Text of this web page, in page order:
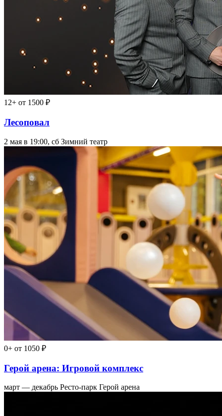
12+ от 1500 ₽
Лесоповал
2 мая в 19:00, сб Зимний театр
0+ от 1050 ₽
Герой арена: Игровой комплекс
март — декабрь Ресто-парк Герой арена